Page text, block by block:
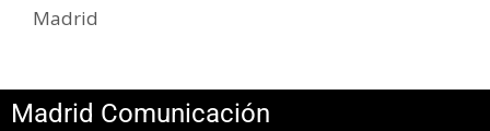
Madrid
Madrid Comunicación